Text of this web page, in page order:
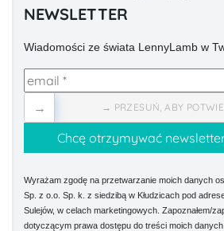
NEWSLETTER
Wiadomości ze świata LennyLamb w
→ PRZESUŃ, ABY
→
Wyrażam zgodę na przetwarzanie moich danych
Sp. z o.o. Sp. k. z siedzibą w Kłudzicach pod
Sulejów, w celach marketingowych. Zapoznałem/
dotyczącym prawa dostępu do treści moich